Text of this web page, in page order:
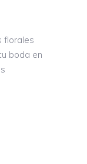
florales
boda en